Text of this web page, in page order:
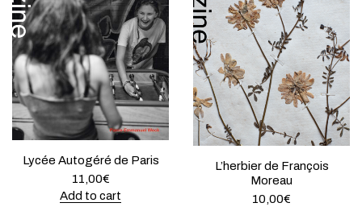
Lycée Autogéré de Paris
11,00€
Add to cart
L’herbier de François
Moreau
10,00€